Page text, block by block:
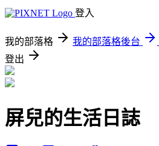
登入
我的部落格 我的部落格後台
登出
屏兒的生活日誌